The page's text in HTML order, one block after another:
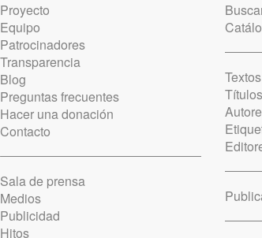
Proyecto
Equipo
Patrocinadores
Transparencia
Blog
Preguntas frecuentes
Hacer una donación
Contacto
Sala de prensa
Medios
Publicidad
Hitos
Textos
Títulos